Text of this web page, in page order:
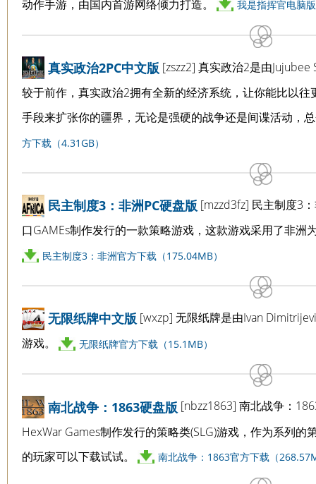
动作手游，由国内首游网络倾力打造。
我是指挥官电脑
真实政治2PC中文版 [zszz2] 真实政治2是由
较于前作，真实政治2拥有全新的经济系统，让你能比以
手段来扩张你的疆界，无论是强硬的战争还是间谍活动，
方下载（4.31GB）
民主制度3：非洲PC硬盘版 [mzzd3fz] 民主制度3
口GAMEs制作发行的一款策略游戏，这款游戏采用了非洲
民主制度3：非洲官方下载（175.04MB）
无限纸牌中文版 [wxzp] 无限纸牌是由Ivan
游戏。
无限纸牌官方下载（15.1MB）
南北战争：1863硬盘版 [nbzz1863] 南北战争：
HexWar Games制作发行的策略类(SLG)游戏，作为系列
的玩家可以下载试试。
南北战争：1863官方下载（